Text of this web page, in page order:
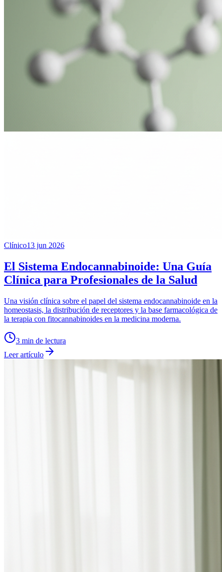
Clínico13 jun 2026
El Sistema Endocannabinoide: Una Guía
Clínica para Profesionales de la Salud
Una visión clínica sobre el papel del sistema endocannabinoide en la
homeostasis, la distribución de receptores y la base farmacológica de
la terapia con fitocannabinoides en la medicina moderna.
3 min de lectura
Leer artículo